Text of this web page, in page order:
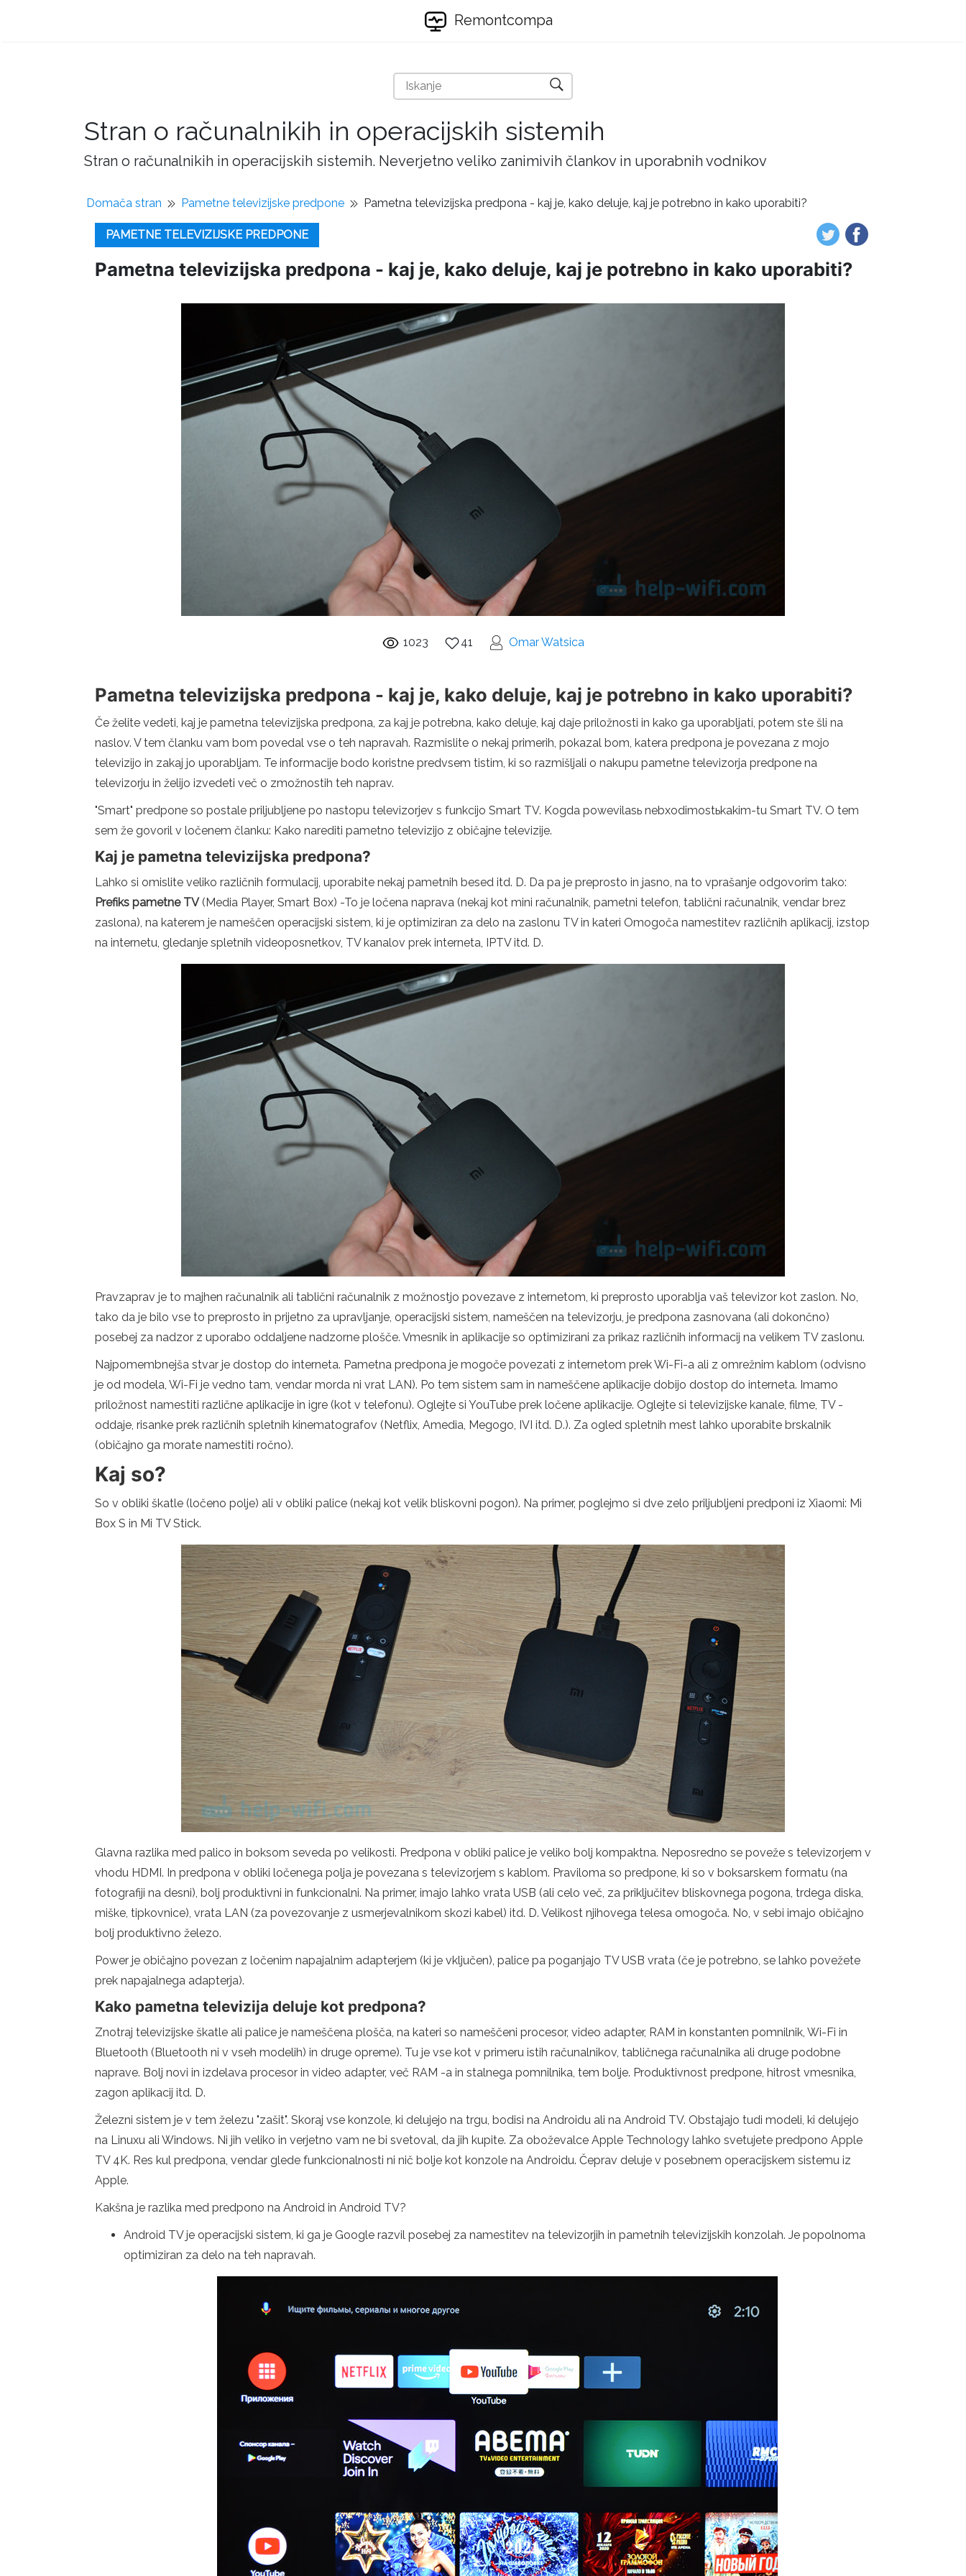
Remontcompa
Stran o računalnikih in operacijskih sistemih
Stran o računalnikih in operacijskih sistemih. Neverjetno veliko zanimivih člankov in uporabnih vodnikov
Domača stran Pametne televizijske predpone Pametna televizijska predpona - kaj je, kako deluje, kaj je potrebno in kako uporabiti?
PAMETNE TELEVIZIJSKE PREDPONE
Pametna televizijska predpona - kaj je, kako deluje, kaj je potrebno in kako uporabiti?
1023 41 Omar Watsica
Pametna televizijska predpona - kaj je, kako deluje, kaj je potrebno in kako uporabiti?
Če želite vedeti, kaj je pametna televizijska predpona, za kaj je potrebna, kako deluje, kaj daje priložnosti in kako ga uporabljati, potem ste šli na
naslov. V tem članku vam bom povedal vse o teh napravah. Razmislite o nekaj primerih, pokazal bom, katera predpona je povezana z mojo
televizijo in zakaj jo uporabljam. Te informacije bodo koristne predvsem tistim, ki so razmišljali o nakupu pametne televizorja predpone na
televizorju in želijo izvedeti več o zmožnostih teh naprav.
"Smart" predpone so postale priljubljene po nastopu televizorjev s funkcijo Smart TV. Kogda powevilasь nebхodimostьkakim-tu Smart TV. O tem
sem že govoril v ločenem članku: Kako narediti pametno televizijo z običajne televizije.
Kaj je pametna televizijska predpona?
Lahko si omislite veliko različnih formulacij, uporabite nekaj pametnih besed itd. D. Da pa je preprosto in jasno, na to vprašanje odgovorim tako:
Prefiks pametne TV(Media Player, Smart Box) -To je ločena naprava (nekaj kot mini računalnik, pametni telefon, tablični računalnik, vendar brez
zaslona), na katerem je nameščen operacijski sistem, ki je optimiziran za delo na zaslonu TV in kateri Omogoča namestitev različnih aplikacij, izstop
na internetu, gledanje spletnih videoposnetkov, TV kanalov prek interneta, IPTV itd. D.
Pravzaprav je to majhen računalnik ali tablični računalnik z možnostjo povezave z internetom, ki preprosto uporablja vaš televizor kot zaslon. No,
tako da je bilo vse to preprosto in prijetno za upravljanje, operacijski sistem, nameščen na televizorju, je predpona zasnovana (ali dokončno)
posebej za nadzor z uporabo oddaljene nadzorne plošče. Vmesnik in aplikacije so optimizirani za prikaz različnih informacij na velikem TV zaslonu.
Najpomembnejša stvar je dostop do interneta. Pametna predpona je mogoče povezati z internetom prek Wi-Fi-a ali z omrežnim kablom (odvisno
je od modela, Wi-Fi je vedno tam, vendar morda ni vrat LAN). Po tem sistem sam in nameščene aplikacije dobijo dostop do interneta. Imamo
priložnost namestiti različne aplikacije in igre (kot v telefonu). Oglejte si YouTube prek ločene aplikacije. Oglejte si televizijske kanale, filme, TV -
oddaje, risanke prek različnih spletnih kinematografov (Netflix, Amedia, Megogo, IVI itd. D.). Za ogled spletnih mest lahko uporabite brskalnik
(običajno ga morate namestiti ročno).
Kaj so?
So v obliki škatle (ločeno polje) ali v obliki palice (nekaj kot velik bliskovni pogon). Na primer, poglejmo si dve zelo priljubljeni predponi iz Xiaomi: Mi
Box S in Mi TV Stick.
Glavna razlika med palico in boksom seveda po velikosti. Predpona v obliki palice je veliko bolj kompaktna. Neposredno se poveže s televizorjem v
vhodu HDMI. In predpona v obliki ločenega polja je povezana s televizorjem s kablom. Praviloma so predpone, ki so v boksarskem formatu (na
fotografiji na desni), bolj produktivni in funkcionalni. Na primer, imajo lahko vrata USB (ali celo več, za priključitev bliskovnega pogona, trdega diska,
miške, tipkovnice), vrata LAN (za povezovanje z usmerjevalnikom skozi kabel) itd. D. Velikost njihovega telesa omogoča. No, v sebi imajo običajno
bolj produktivno železo.
Power je običajno povezan z ločenim napajalnim adapterjem (ki je vključen), palice pa poganjajo TV USB vrata (če je potrebno, se lahko povežete
prek napajalnega adapterja).
Kako pametna televizija deluje kot predpona?
Znotraj televizijske škatle ali palice je nameščena plošča, na kateri so nameščeni procesor, video adapter, RAM in konstanten pomnilnik, Wi-Fi in
Bluetooth (Bluetooth ni v vseh modelih) in druge opreme). Tu je vse kot v primeru istih računalnikov, tabličnega računalnika ali druge podobne
naprave. Bolj novi in ​​izdelava procesor in video adapter, več RAM -a in stalnega pomnilnika, tem bolje. Produktivnost predpone, hitrost vmesnika,
zagon aplikacij itd. D.
Železni sistem je v tem železu "zašit". Skoraj vse konzole, ki delujejo na trgu, bodisi na Androidu ali na Android TV. Obstajajo tudi modeli, ki delujejo
na Linuxu ali Windows. Ni jih veliko in verjetno vam ne bi svetoval, da jih kupite. Za oboževalce Apple Technology lahko svetujete predpono Apple
TV 4K. Res kul predpona, vendar glede funkcionalnosti ni nič bolje kot konzole na Androidu. Čeprav deluje v posebnem operacijskem sistemu iz
Apple.
Kakšna je razlika med predpono na Android in Android TV?
Android TV je operacijski sistem, ki ga je Google razvil posebej za namestitev na televizorjih in pametnih televizijskih konzolah. Je popolnoma
optimiziran za delo na teh napravah.